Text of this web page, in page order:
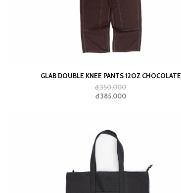
GLAB DOUBLE KNEE PANTS 12OZ CHOCOLATE
đ 350,000
đ 385,000